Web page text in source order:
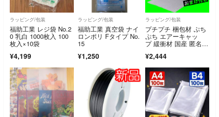
ラッピング/包装
福助工業 レジ袋 No.2
0 乳白 1000枚入 100
枚入×10袋
¥4,199
ラッピング/包装
福助工業 真空袋 ナイ
ロンポリ Fタイプ No.
15
¥1,250
ラッピング/包装
プチプチ 梱包材 ぷち
ぷち エアーキャッ
プ 緩衝材 国産 匿名配
¥2,444